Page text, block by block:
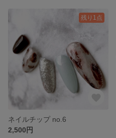
残り1点
ネイルチップ no.6
2,500円